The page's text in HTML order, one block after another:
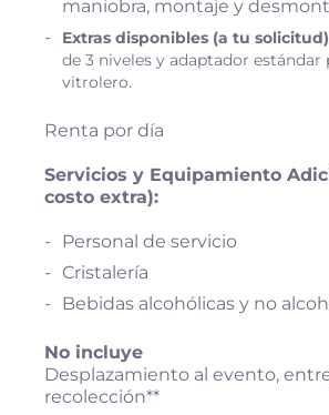
maniobra, montaje y
Extras disponibles (a tu
de 3 niveles y adaptador estándar
vitrolero.
Renta por día
Servicios y Equipamiento
costo extra):
Personal de servicio
Cristalería
Bebidas alcohólicas y no
No incluye
Desplazamiento al evento,
recolección**